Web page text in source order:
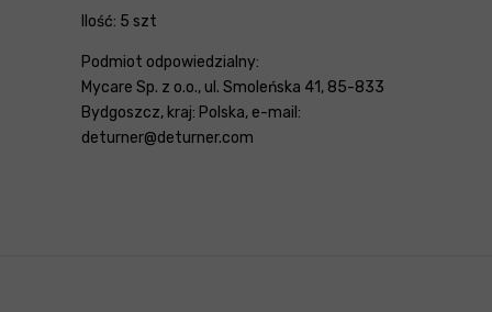
Ilość: 5 szt
Podmiot odpowiedzialny:
Mycare Sp. z o.o., ul. Smoleńska 41, 85-833
Bydgoszcz, kraj: Polska, e-mail:
deturner@deturner.com